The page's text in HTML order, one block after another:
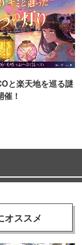
と楽天地を巡る謎
！
オススメ